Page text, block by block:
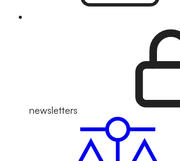
newsletters